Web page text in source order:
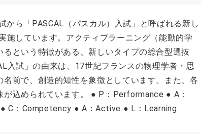
から「PASCAL（パスカル）入試」と呼ばれる新し
施しています。アクティブラーニング（能動的学
という特徴がある、新しいタイプの総合型選抜
入試」の由来は、17世紀フランスの物理学者・思
前で、創造的知性を象徴としています。また、各
込められています。 ● P：Performance ● A：
C：Competency ● A：Active ● L：Learning